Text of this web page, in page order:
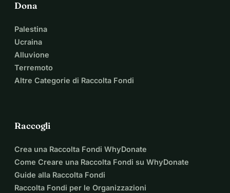
Dona
Palestina
Ucraina
Alluvione
Terremoto
Altre Categorie di Raccolta Fondi
Raccogli
Crea una Raccolta Fondi WhyDonate
Come Creare una Raccolta Fondi su WhyDonate
Guide alla Raccolta Fondi
Raccolta Fondi per le Organizzazioni